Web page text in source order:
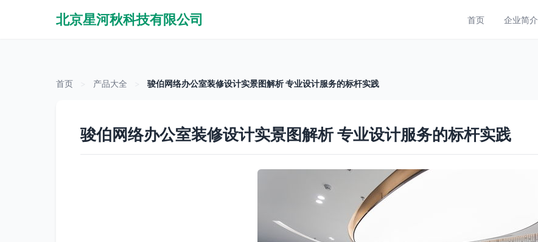
北京星河秋科技有限公司 首页 企业简介
首页 产品大全 骏伯网络办公室装修设计实景图解析 专业设计服务的标杆实践
骏伯网络办公室装修设计实景图解析 专业设计服务的标杆实践